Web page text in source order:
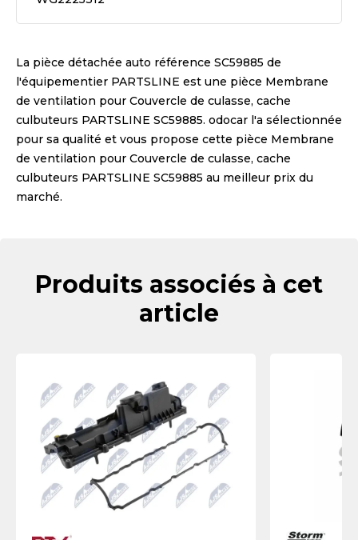
La pièce détachée auto référence SC59885 de
l'équipementier PARTSLINE est une pièce Membrane
de ventilation pour Couvercle de culasse, cache
culbuteurs PARTSLINE SC59885. odocar l'a sélectionnée
pour sa qualité et vous propose cette pièce Membrane
de ventilation pour Couvercle de culasse, cache
culbuteurs PARTSLINE SC59885 au meilleur prix du
marché.
Produits associés à cet
article